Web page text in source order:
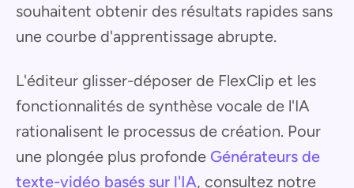
souhaitent obtenir des résultats rapides sans
une courbe d'apprentissage abrupte.
L'éditeur glisser-déposer de FlexClip et les
fonctionnalités de synthèse vocale de l'IA
rationalisent le processus de création. Pour
une plongée plus profonde Générateurs de
texte-vidéo basés sur l'IA, consultez notre